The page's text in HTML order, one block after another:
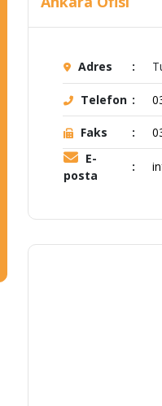
Adres :
Telefon :
Faks :
E-
posta
: